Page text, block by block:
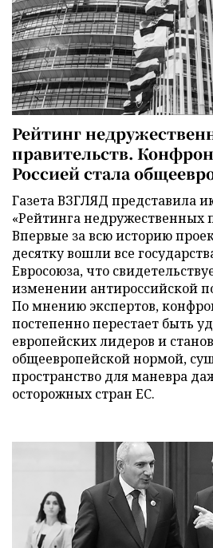
Рейтинг
правительств.
Россией стала
Газета ВЗГЛЯД представила
«Рейтинга недружественных
Впервые за всю историю
десятку вошли все
Евросоюза, что
изменении антироссийской
По мнению экспертов,
постепенно перестает быть
европейских лидеров и
общеевропейской нормой,
пространство для маневра
осторожных стран ЕС.